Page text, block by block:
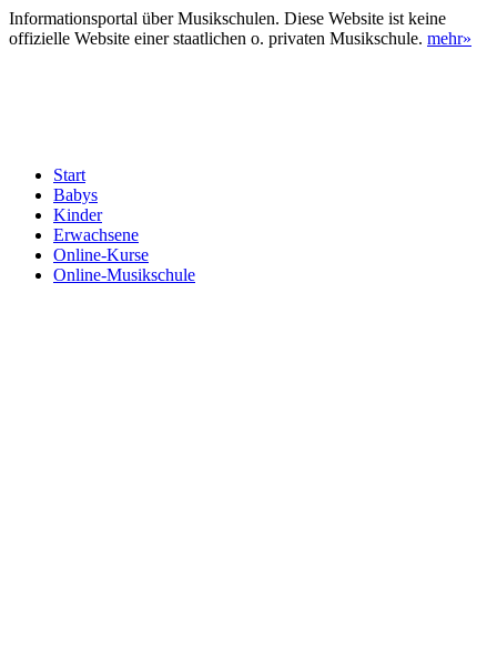
Informationsportal über Musikschulen. Diese Website ist keine
offizielle Website einer staatlichen o. privaten Musikschule. mehr»
Start
Babys
Kinder
Erwachsene
Online-Kurse
Online-Musikschule